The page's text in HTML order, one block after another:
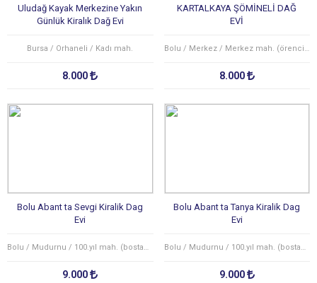
Uludağ Kayak Merkezine Yakın
Günlük Kiralık Dağ Evi
Bursa / Orhaneli / Kadı mah.
8.000
KARTALKAYA ŞÖMİNELİ DAĞ
EVİ
Bolu / Merkez / Merkez mah. (örencik köyü)
8.000
Bolu Abant ta Sevgi Kiralik Dag
Evi
Bolu / Mudurnu / 100.yıl mah. (bostancılar köyü)
9.000
Bolu Abant ta Tanya Kiralik Dag
Evi
Bolu / Mudurnu / 100.yıl mah. (bostancılar köyü)
9.000